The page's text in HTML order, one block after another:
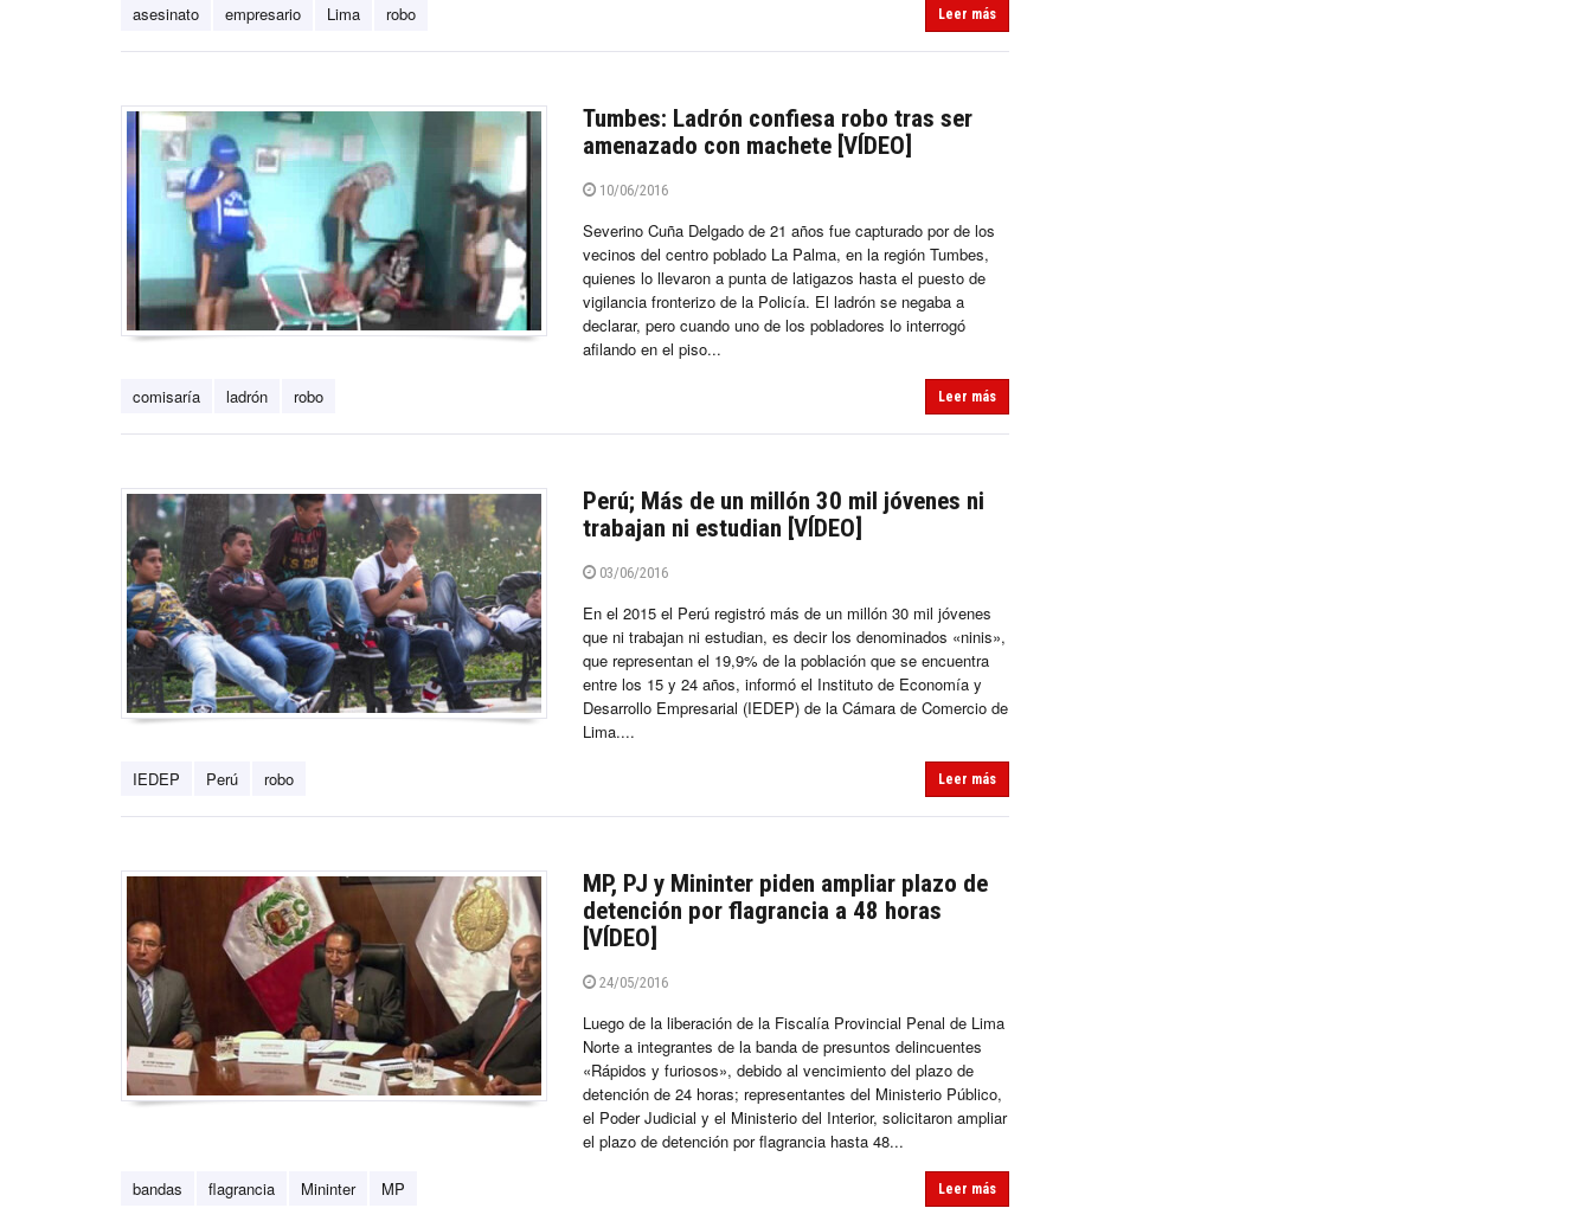
asesinato empresario Lima robo Leer más
Tumbes: Ladrón confiesa robo tras ser
amenazado con machete [VÍDEO]
10/06/2016
Severino Cuña Delgado de 21 años fue capturado por de los
vecinos del centro poblado La Palma, en la región Tumbes,
quienes lo llevaron a punta de latigazos hasta el puesto de
vigilancia fronterizo de la Policía. El ladrón se negaba a
declarar, pero cuando uno de los pobladores lo interrogó
afilando en el piso...
comisaría ladrón robo Leer más
Perú; Más de un millón 30 mil jóvenes ni
trabajan ni estudian [VÍDEO]
03/06/2016
En el 2015 el Perú registró más de un millón 30 mil jóvenes
que ni trabajan ni estudian, es decir los denominados «ninis»,
que representan el 19,9% de la población que se encuentra
entre los 15 y 24 años, informó el Instituto de Economía y
Desarrollo Empresarial (IEDEP) de la Cámara de Comercio de
Lima....
IEDEP Perú robo Leer más
MP, PJ y Mininter piden ampliar plazo de
detención por flagrancia a 48 horas
[VÍDEO]
24/05/2016
Luego de la liberación de la Fiscalía Provincial Penal de Lima
Norte a integrantes de la banda de presuntos delincuentes
«Rápidos y furiosos», debido al vencimiento del plazo de
detención de 24 horas; representantes del Ministerio Público,
el Poder Judicial y el Ministerio del Interior, solicitaron ampliar
el plazo de detención por flagrancia hasta 48...
bandas flagrancia Mininter MP Leer más